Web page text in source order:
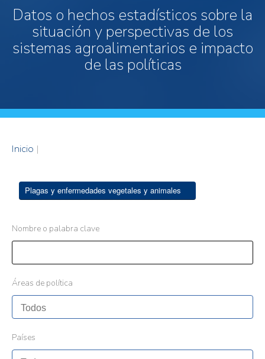
Datos o hechos estadísticos sobre la
situación y perspectivas de los
sistemas agroalimentarios e impacto
de las políticas
Inicio |
Plagas y enfermedades vegetales y animales
Nombre o palabra clave
Áreas de política
Países